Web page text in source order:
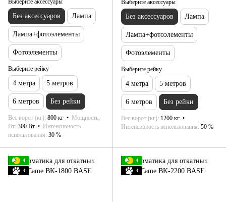
Выберите аксессуары
Без аксессуаров Лампа
Лампа+фотоэлементы
Фотоэлементы
Выберите рейку
4 метра 5 метров
6 метров Без рейки
Вес ворот (кг) 800 кг
Мощность,
Вт 300 Вт
Интенсивность
использования 30 %
Выберите аксессуары
Без аксессуаров Лампа
Лампа+фотоэлементы
Фотоэлементы
Выберите рейку
4 метра 5 метров
6 метров Без рейки
Вес ворот (кг) 1200 кг
Интенсивность использования 50 %
4
4
4
4